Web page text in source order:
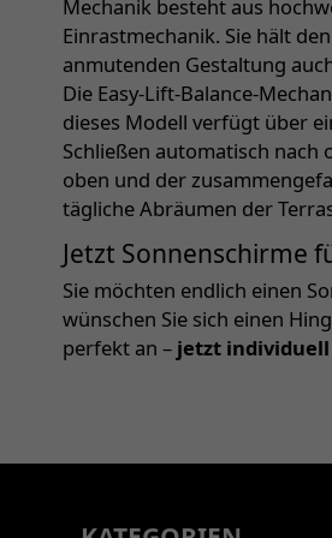
Mechanik besteht aus
Einrastmechanik. Sie hält
anmutenden Gestaltung
Die Easy-Lift-Balance-
dieses Modell verfügt über
Schließen automatisch nach
oben und der
tägliche Abräumen der
Jetzt Sonnenschirme
Sie möchten endlich einen
wünschen Sie sich einen
perfekt an – jetzt